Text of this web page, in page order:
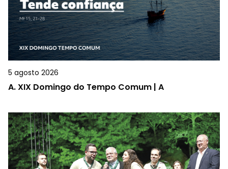
5 agosto 2026
A.XIX Domingo do Tempo Comum | A